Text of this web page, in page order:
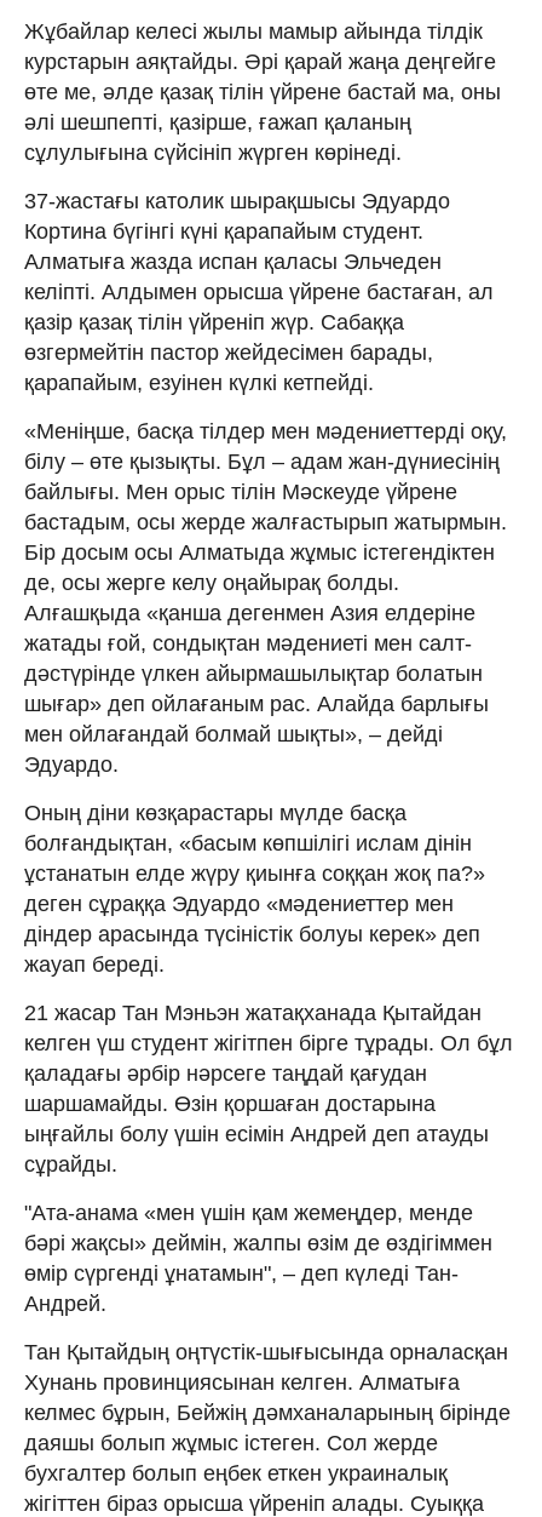
Жұбайлар келесі жылы мамыр айында тілдік
курстарын аяқтайды. Әрі қарай жаңа деңгейге
өте ме, әлде қазақ тілін үйрене бастай ма, оны
әлі шешпепті, қазірше, ғажап қаланың
сұлулығына сүйсініп жүрген көрінеді.
37-жастағы католик шырақшысы Эдуардо
Кортина бүгінгі күні қарапайым студент.
Алматыға жазда испан қаласы Эльчеден
келіпті. Алдымен орысша үйрене бастаған, ал
қазір қазақ тілін үйреніп жүр. Сабаққа
өзгермейтін пастор жейдесімен барады,
қарапайым, езуінен күлкі кетпейді.
«Меніңше, басқа тілдер мен мәдениеттерді оқу,
білу – өте қызықты. Бұл – адам жан-дүниесінің
байлығы. Мен орыс тілін Мәскеуде үйрене
бастадым, осы жерде жалғастырып жатырмын.
Бір досым осы Алматыда жұмыс істегендіктен
де, осы жерге келу оңайырақ болды.
Алғашқыда «қанша дегенмен Азия елдеріне
жатады ғой, сондықтан мәдениеті мен салт-
дәстүрінде үлкен айырмашылықтар болатын
шығар» деп ойлағаным рас. Алайда барлығы
мен ойлағандай болмай шықты», – дейді
Эдуардо.
Оның діни көзқарастары мүлде басқа
болғандықтан, «басым көпшілігі ислам дінін
ұстанатын елде жүру қиынға соққан жоқ па?»
деген сұраққа Эдуардо «мәдениеттер мен
діндер арасында түсіністік болуы керек» деп
жауап береді.
21 жасар Тан Мэньэн жатақханада Қытайдан
келген үш студент жігітпен бірге тұрады. Ол бұл
қаладағы әрбір нәрсеге таңдай қағудан
шаршамайды. Өзін қоршаған достарына
ыңғайлы болу үшін есімін Андрей деп атауды
сұрайды.
"Ата-анама «мен үшін қам жемеңдер, менде
бәрі жақсы» деймін, жалпы өзім де өздігіммен
өмір сүргенді ұнатамын", – деп күледі Тан-
Андрей.
Тан Қытайдың оңтүстік-шығысында орналасқан
Хунань провинциясынан келген. Алматыға
келмес бұрын, Бейжің дәмханаларының бірінде
даяшы болып жұмыс істеген. Сол жерде
бухгалтер болып еңбек еткен украиналық
жігіттен біраз орысша үйреніп алады. Суыққа